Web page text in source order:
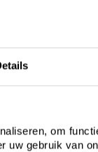
om
uw gebruik van